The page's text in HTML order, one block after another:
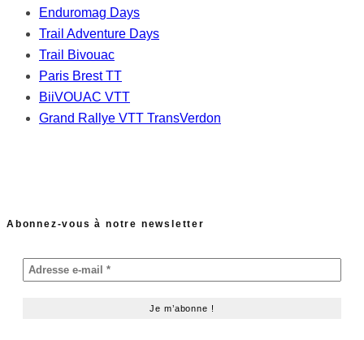
Enduromag Days
Trail Adventure Days
Trail Bivouac
Paris Brest TT
BiiVOUAC VTT
Grand Rallye VTT TransVerdon
Abonnez-vous à notre newsletter